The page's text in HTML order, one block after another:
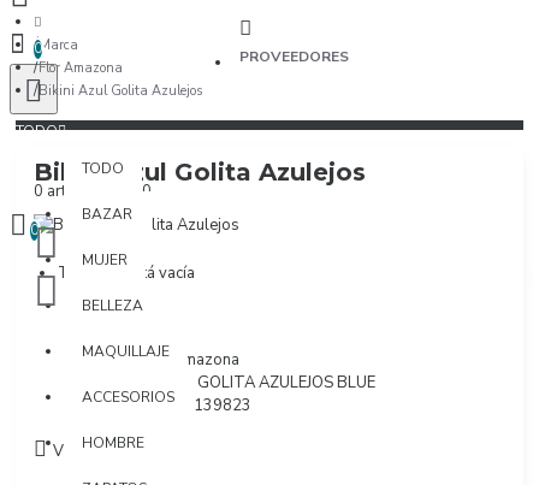
PROVEEDORES
0
TODO
TODO
BAZAR
MUJER
BELLEZA
MAQUILLAJE
ACCESORIOS
HOMBRE
0 artículo(s) - $0
0
Tu bolsa está vacía
Marca
Flor Amazona
Bikini Azul Golita Azulejos
Bikini Azul Golita Azulejos
Marca:Flor Amazona
BIKINI GOLITA AZULEJOS BLUE
SKU:7709180139823
Visto: 389